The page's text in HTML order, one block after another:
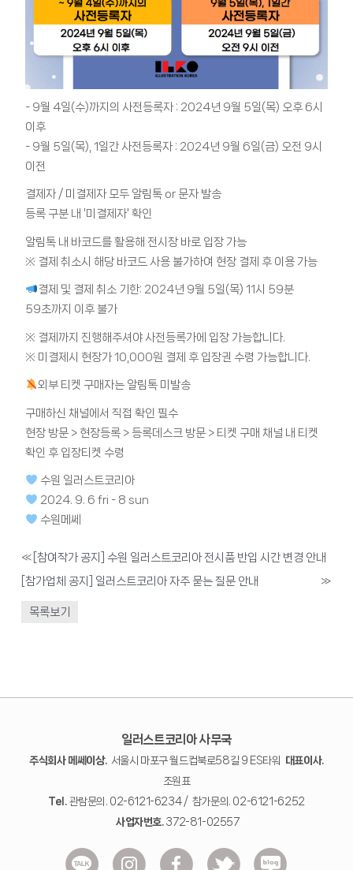
- 9월 4일(수)까지의 사전등록자 : 2024년 9월 5일(목) 오후 6시
이후
- 9월 5일(목), 1일간 사전등록자 : 2024년 9월 6일(금) 오전 9시
이전
결제자 / 미결제자 모두 알림톡 or 문자 발송
등록 구분 내 '미결제자' 확인
알림톡 내 바코드를 활용해 전시장 바로 입장 가능
※ 결제 취소시 해당 바코드 사용 불가하여 현장 결제 후 이용 가능
결제 및 결제 취소 기한: 2024년 9월 5일(목) 11시 59분
59초까지 이후 불가
※ 결제까지 진행해주셔야 사전등록가에 입장 가능합니다.
※ 미결제시 현장가 10,000원 결제 후 입장권 수령 가능합니다.
외부 티켓 구매자는 알림톡 미발송
구매하신 채널에서 직접 확인 필수
현장 방문 > 현장등록 > 등록데스크 방문 > 티켓 구매 채널 내 티켓
확인 후 입장티켓 수령
수원 일러스트코리아
2024. 9. 6 fri - 8 sun
수원메쎄
« [참여작가 공지] 수원 일러스트코리아 전시품 반입 시간 변경 안내
[참가업체 공지] 일러스트코리아 자주 묻는 질문 안내
»
목록보기
일러스트코리아 사무국
주식회사 메쎄이상.서울시 마포구 월드컵북로58길 9 ES타워
대표이사.
조원표
Tel.관람문의. 02-6121-6234 / 참가문의. 02-6121-6252
사업자번호.372-81-02557